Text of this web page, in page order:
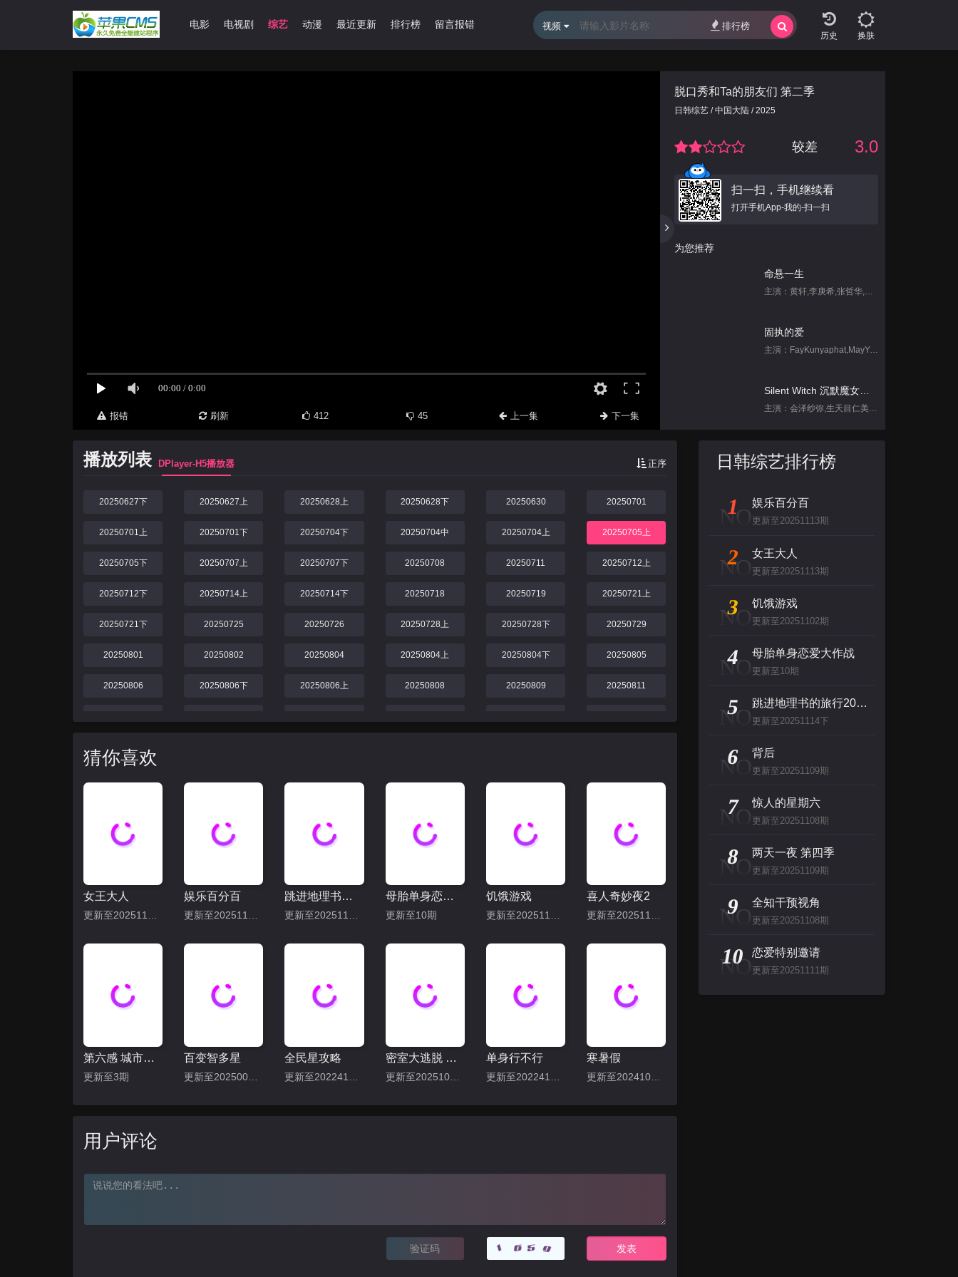
首页 电影 电视剧 综艺 动漫 最近更新 排行榜 留言报错
换肤
视频 排行榜
报错 刷新 412 45 上一集 下一集
脱口秀和Ta的朋友们 第二季
日韩综艺 / 中国大陆 / 2025
较差 3.0
扫一扫，手机继续看
打开手机App-我的-扫一扫
为您推荐
命悬一生
主演：黄轩,李庚希,张哲华,白宇帆,尹昉,姜珮瑶
固执的爱
主演：FayKunyaphat,MayYada
主演：会泽纱弥,生天目仁美,诹访部顺一,坂田将吾,中岛良
主演：孙协志,王仁甫,许孟哲
主演：不齐男团
背后
创：战纪
惊人的星期六
播放列表 DPlayer-H5播放器 正序
20250627下 20250627上 20250628上 20250628下 20250630 20250701
20250701上 20250701下 20250704下 20250704中 20250704上 20250705上
20250705下 20250707上 20250707下 20250708 20250711 20250712上
20250712下 20250714上 20250714下 20250718 20250719 20250721上
20250721下 20250725 20250726 20250728上 20250728下 20250729
20250801 20250802 20250804 20250804上 20250804下 20250805
20250806 20250806下 20250806上 20250808 20250809 20250811
20250818上
猜你喜欢
女王大人 娱乐百分百 跳进地理书的旅行2025·甘肃篇 母胎单身恋爱大作战
更新至10期
饥饿游戏 喜人奇妙夜2
第六感 城市观光2
更新至3期
百变智多星 全民星攻略 密室大逃脱 第七季
更新至20251001期
单身行不行 寒暑假
用户评论
日韩综艺排行榜
NO
1 娱乐百分百
更新至20251113期
NO
2 女王大人
更新至20251113期
NO
3 饥饿游戏
更新至20251102期
NO
4 母胎单身恋爱大作战
更新至10期
NO
5 跳进地理书的旅行2025·甘肃篇
更新至20251114下
NO
6 背后
更新至20251109期
NO
7 惊人的星期六
更新至20251108期
NO
8 两天一夜 第四季
更新至20251109期
NO
9 全知干预视角
更新至20251108期
NO
10 恋爱特别邀请
更新至20251111期